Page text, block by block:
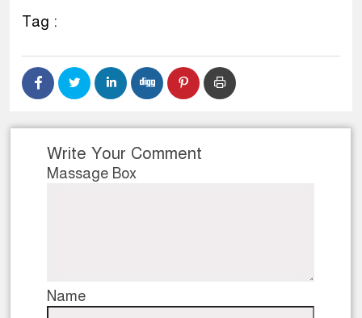
Tag :
Write Your Comment
Massage Box
Name